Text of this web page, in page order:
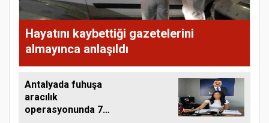
Hayatını kaybettiği gazetelerini
almayınca anlaşıldı
Antalyada fuhuşa
aracılık
operasyonunda 7